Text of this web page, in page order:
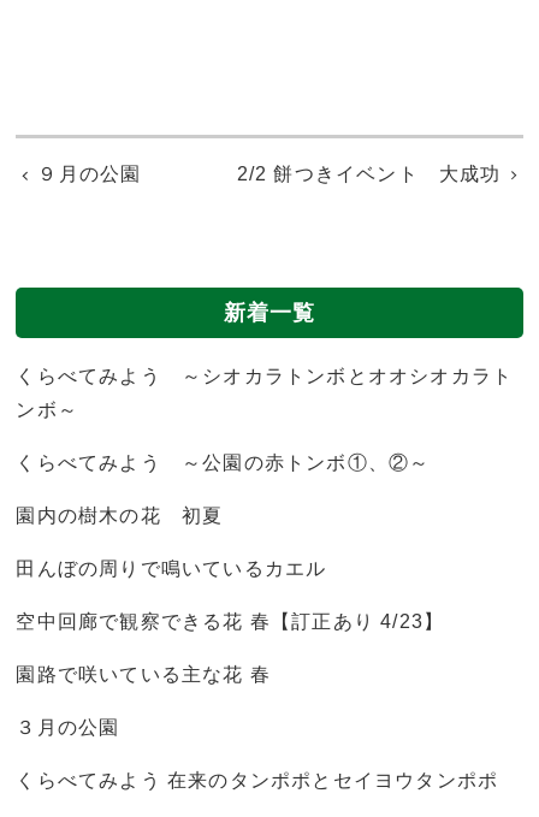
９月の公園 2/2 餅つきイベント 大成功
新着一覧
くらべてみよう ～シオカラトンボとオオシオカラト
ンボ～
くらべてみよう ～公園の赤トンボ①、②～
園内の樹木の花 初夏
田んぼの周りで鳴いているカエル
空中回廊で観察できる花 春【訂正あり 4/23】
園路で咲いている主な花 春
３月の公園
くらべてみよう 在来のタンポポとセイヨウタンポポ